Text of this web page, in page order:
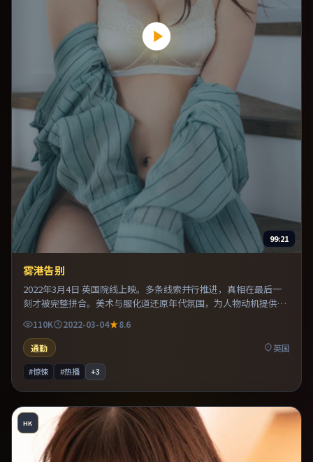
99:21
雾港告别
2022年3月4日 英国院线上映。多条线索并行推进，真相在最后一
刻才被完整拼合。美术与服化道还原年代氛围，为人物动机提供可
信支撑。推荐给偏爱群像戏与命运母题的影迷。
110K 2022-03-04
8.6
通勤
英国
#惊悚 #热播 +3
HK